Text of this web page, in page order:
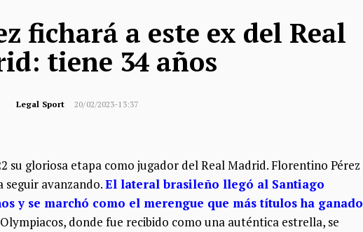
fichará a este ex del Real
tiene 34 años
Legal Sport 20/02/2023-13:37
su gloriosa etapa como jugador del Real Madrid. Florentino Pérez
avanzando.El lateral brasileño llegó al Santiago
y se marchó como el merengue que más títulos ha ganado
donde fue recibido como una auténtica estrella, se